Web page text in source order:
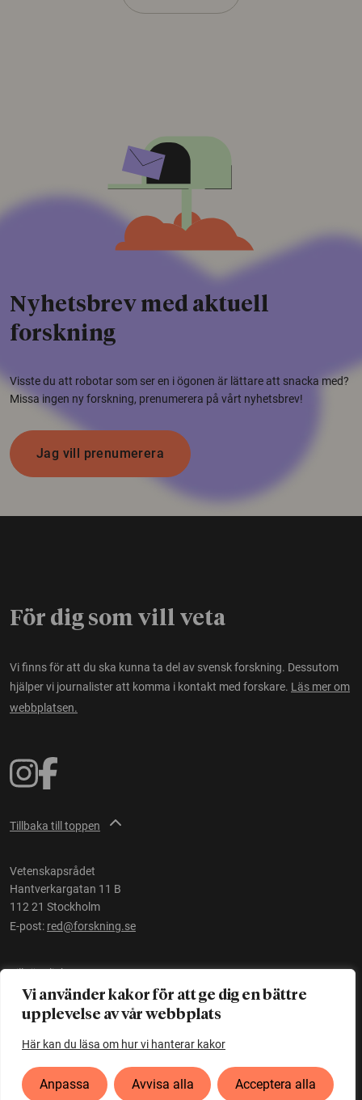
Vi använder kakor för att ge dig en bättre
upplevelse av vår webbplats
Här kan du läsa om hur vi hanterar kakor
Anpassa Avvisa alla Acceptera alla
Nyhetsbrev med aktuell
forskning
Visste du att robotar som ser en i ögonen är lättare att snacka med?
Missa ingen ny forskning, prenumerera på vårt nyhetsbrev!
Jag vill prenumerera
För dig som vill veta
Vi finns för att du ska kunna ta del av svensk forskning. Dessutom
hjälper vi journalister att komma i kontakt med forskare. Läs mer om
webbplatsen.
Tillbaka till toppen
Vetenskapsrådet
Hantverkargatan 11 B
112 21 Stockholm
E-post: red@forskning.se
Tillgänglighet
Ett initiativ avVetenskapsrådet